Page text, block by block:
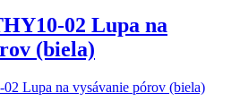
02 Lupa na
(biela)
Lupa na vysávanie pórov (biela)